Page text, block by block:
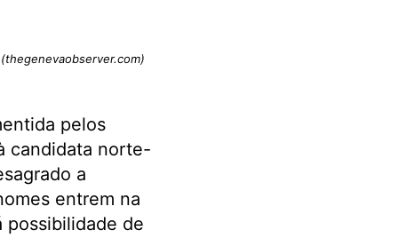
(thegenevaobserver.com)
pelos
candidata norte-
a
entrem na
possibilidade de